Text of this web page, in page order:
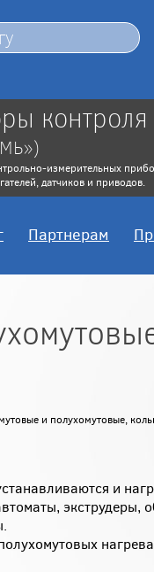
измерительных
датчиков и приводов.
Партнерам
и полухомутовые,
и